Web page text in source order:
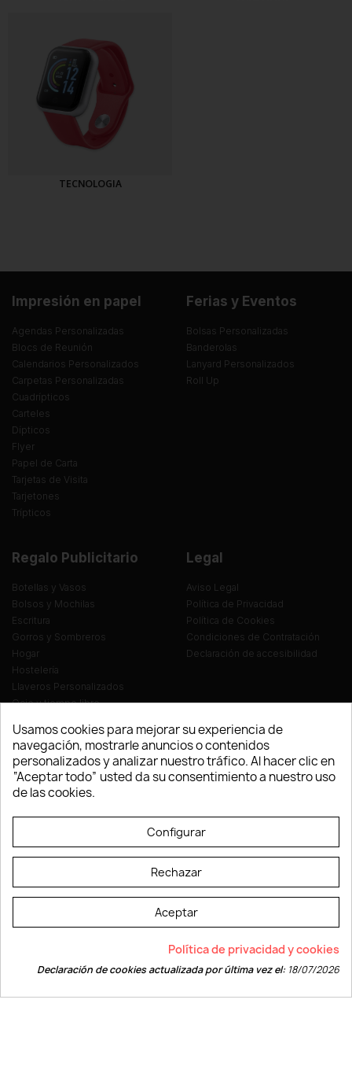
TECNOLOGIA
Impresión en papel
Agendas Personalizadas
Blocs de Reunión
Calendarios Personalizados
Carpetas Personalizadas
Cuadrípticos
Carteles
Dípticos
Flyer
Papel de Carta
Tarjetas de Visita
Tarjetones
Trípticos
Ferias y Eventos
Bolsas Personalizadas
Banderolas
Lanyard Personalizados
Roll Up
Regalo Publicitario
Botellas y Vasos
Bolsos y Mochilas
Escritura
Gorros y Sombreros
Hogar
Hostelería
Llaveros Personalizados
Ocio y tiempo libre
Ropa y Textil
Tecnología
Verano y playa
Vestuario laboral
Legal
Aviso Legal
Política de Privacidad
Política de Cookies
Condiciones de Contratación
Declaración de accesibilidad
© LEVELPRINT - 2026
La página dispone de código accesible según las normas dictadas por la
Usamos cookies para mejorar su experiencia de
navegación, mostrarle anuncios o contenidos
personalizados y analizar nuestro tráfico. Al hacer clic en
“Aceptar todo” usted da su consentimiento a nuestro uso
de las cookies.
Configurar
Rechazar
Aceptar
Política de privacidad y cookies
Declaración de cookies actualizada por última vez el:18/07/2026